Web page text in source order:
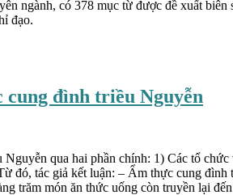
ngành, có 378 mục từ được đề xuất
đạo.
cung đình triều Nguyễn
qua hai phần chính: 1) Các tổ
đó, tác giả kết luận: – Ẩm thực cung
trăm món ăn thức uống còn truyền lại